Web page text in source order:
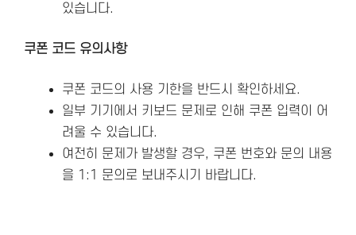
있습니다.
쿠폰 코드 유의사항
쿠폰 코드의 사용 기한을 반드시 확인하세요.
일부 기기에서 키보드 문제로 인해 쿠폰 입력이 어
려울 수 있습니다.
여전히 문제가 발생할 경우, 쿠폰 번호와 문의 내용
을 1:1 문의로 보내주시기 바랍니다.